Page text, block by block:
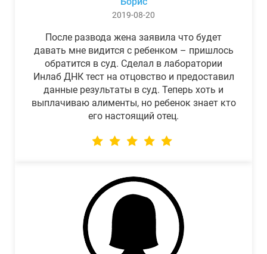
2019-08-20
После развода жена заявила что будет
давать мне видится с ребенком – пришлось
обратится в суд. Сделал в лаборатории
Инлаб ДНК тест на отцовство и предоставил
данные результаты в суд. Теперь хоть и
выплачиваю алименты, но ребенок знает кто
его настоящий отец.